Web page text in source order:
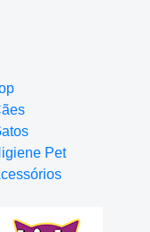
Pet